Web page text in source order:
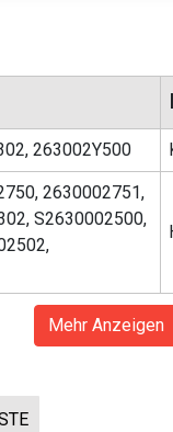
263002Y500
2630002751,
S2630002500,
Mehr Anzeigen